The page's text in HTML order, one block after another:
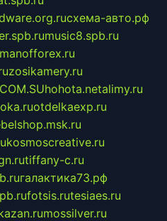
схема-авто.рф
music8.spb.ru
zosikamery.ru
hohota.netalimy.ru
otdelkaexp.ru
kosmoscreative.ru
tiffany-c.ru
галактика73.рф
fotsis.rutesiaes.ru
mossilver.ru